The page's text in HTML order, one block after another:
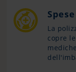
La
copre